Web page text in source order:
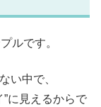
ルです。
い中で、
に見えるからで